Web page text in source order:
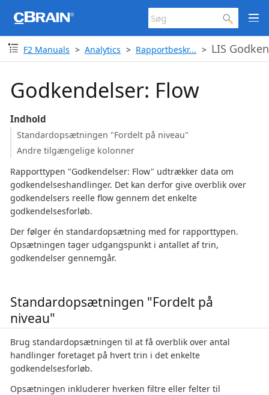
F2 Manuals Analytics Rapportbeskr... LIS
Godkendelser: Flow
Indhold
Standardopsætningen "Fordelt på niveau"
Andre tilgængelige kolonner
Rapporttypen "Godkendelser: Flow" udtrækker data om
godkendelseshandlinger. Det kan derfor give overblik over
godkendelsers reelle flow gennem det enkelte
godkendelsesforløb.
Der følger én standardopsætning med for rapporttypen.
Opsætningen tager udgangspunkt i antallet af trin,
godkendelser gennemgår.
Standardopsætningen "Fordelt på
niveau"
Brug standardopsætningen til at få overblik over antal
handlinger foretaget på hvert trin i det enkelte
godkendelsesforløb.
Opsætningen inkluderer hverken filtre eller felter til